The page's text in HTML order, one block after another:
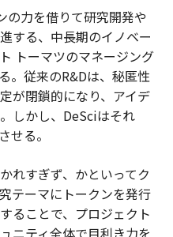
の力を借りて研究開発や
する、中長期のイノベー
トーマツのマネージング
。従来のR&Dは、秘匿性
が閉鎖的になり、アイデ
しかし、DeSciはそれ
せる。
れすぎず、かといってク
テーマにトークンを発行
ることで、プロジェクト
ニティ全体で目利き力を